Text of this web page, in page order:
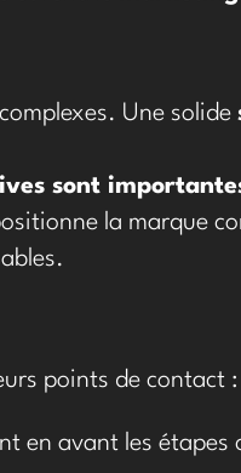
Une solide
sont
la marque
points de contact :
en avant les étapes